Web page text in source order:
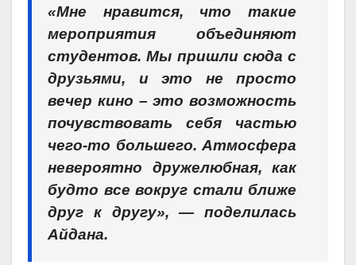
«Мне нравится, что такие
мероприятия объединяют
студентов. Мы пришли сюда с
друзьями, и это не просто
вечер кино – это возможность
почувствовать себя частью
чего-то большего. Атмосфера
невероятно дружелюбная, как
будто все вокруг стали ближе
друг к другу», — поделилась
Айдана.